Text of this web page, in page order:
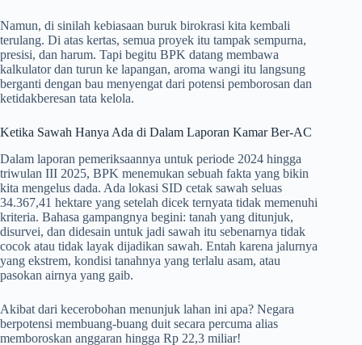
Namun, di sinilah kebiasaan buruk birokrasi kita kembali
terulang. Di atas kertas, semua proyek itu tampak sempurna,
presisi, dan harum. Tapi begitu BPK datang membawa
kalkulator dan turun ke lapangan, aroma wangi itu langsung
berganti dengan bau menyengat dari potensi pemborosan dan
ketidakberesan tata kelola.
Ketika Sawah Hanya Ada di Dalam Laporan Kamar Ber-AC
Dalam laporan pemeriksaannya untuk periode 2024 hingga
triwulan III 2025, BPK menemukan sebuah fakta yang bikin
kita mengelus dada. Ada lokasi SID cetak sawah seluas
34.367,41 hektare yang setelah dicek ternyata tidak memenuhi
kriteria. Bahasa gampangnya begini: tanah yang ditunjuk,
disurvei, dan didesain untuk jadi sawah itu sebenarnya tidak
cocok atau tidak layak dijadikan sawah. Entah karena jalurnya
yang ekstrem, kondisi tanahnya yang terlalu asam, atau
pasokan airnya yang gaib.
Akibat dari kecerobohan menunjuk lahan ini apa? Negara
berpotensi membuang-buang duit secara percuma alias
memboroskan anggaran hingga Rp 22,3 miliar!